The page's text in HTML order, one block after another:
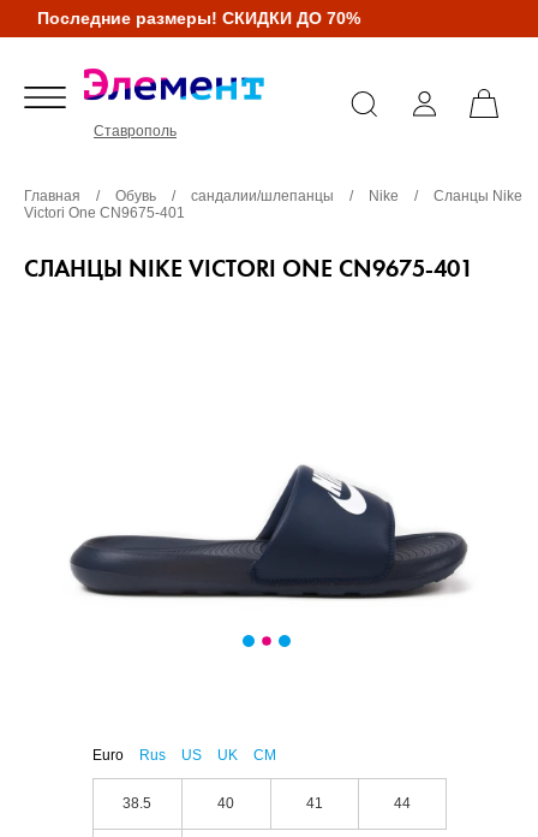
Последние размеры! СКИДКИ ДО 70%
Ставрополь
Главная / Обувь / сандалии/шлепанцы / Nike /
Сланцы Nike
Victori One CN9675-401
СЛАНЦЫ NIKE VICTORI ONE CN9675-401
Euro Rus US UK CM
38.5 40 41 44